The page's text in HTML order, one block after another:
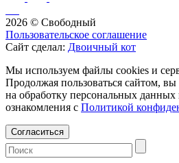
2026 © Свободный
Пользовательское соглашение
Сайт сделал: Двоичный кот
Мы используем файлы cookies и
Продолжая пользоваться сайтом, вы
на обработку персональных данных
ознакомления с Политикой
Согласиться